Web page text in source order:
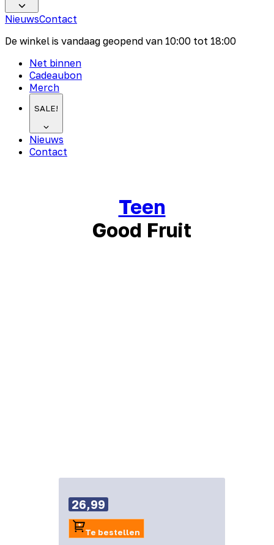
NieuwsContact
De winkel is vandaag geopend van 10:00 tot 18:00
Net binnen
Cadeaubon
Merch
SALE!
Nieuws
Contact
Teen
Good Fruit
26,99
Te bestellen